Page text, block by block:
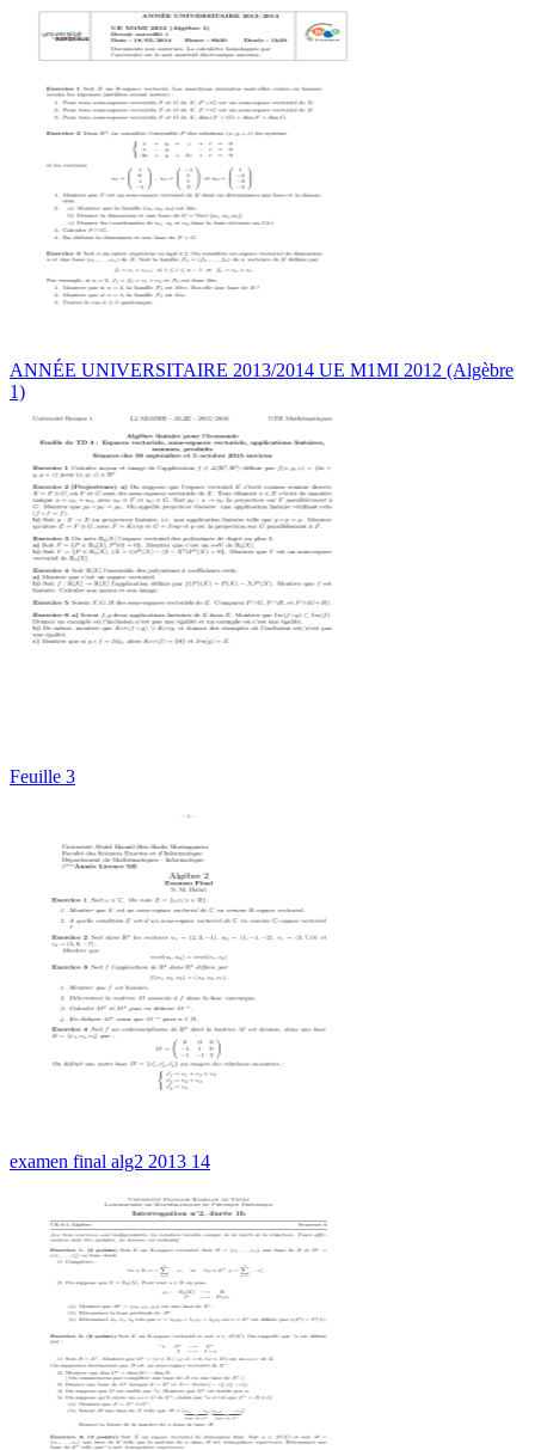
ANNÉE UNIVERSITAIRE 2013/2014 UE M1MI 2012 (Algèbre
1)
Feuille 3
examen final alg2 2013 14